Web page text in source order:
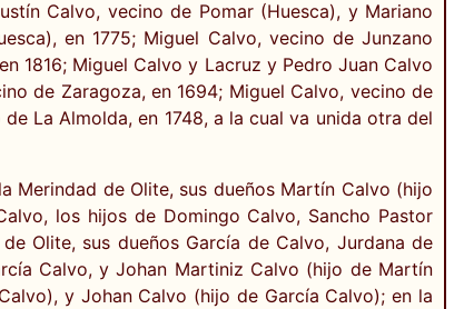
Calvo, vecino de Pomar (Huesca), y Mariano
en 1775; Miguel Calvo, vecino de Junzano
1816; Miguel Calvo y Lacruz y Pedro Juan Calvo
de Zaragoza, en 1694; Miguel Calvo, vecino de
La Almolda, en 1748, a la cual va unida otra del
Merindad de Olite, sus dueños Martín Calvo (hijo
los hijos de Domingo Calvo, Sancho Pastor
Olite, sus dueños García de Calvo, Jurdana de
Calvo, y Johan Martiniz Calvo (hijo de Martín
y Johan Calvo (hijo de García Calvo); en la